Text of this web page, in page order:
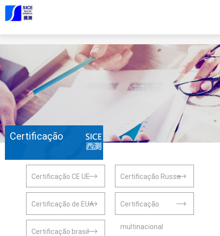
Certificação
Certificação CE UE Certificação Russa
Certificação de EUA Certificação
multinacional
Certificação brasil